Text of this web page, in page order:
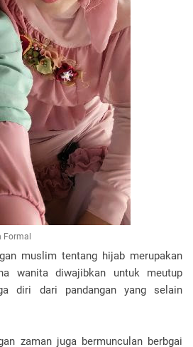
Formal
muslim tentang hijab merupakan
wanita diwajibkan untuk meutup
diri dari pandangan yang selain
zaman juga bermunculan berbgai